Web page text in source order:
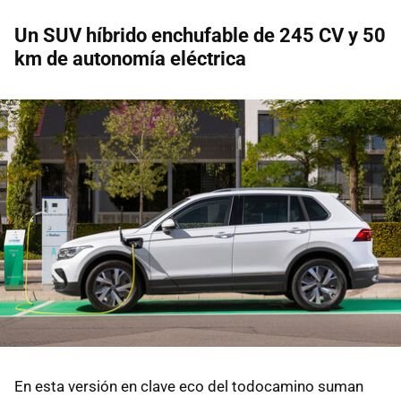
Un SUV híbrido enchufable de 245 CV y 50
km de autonomía eléctrica
En esta versión en clave eco del todocamino suman